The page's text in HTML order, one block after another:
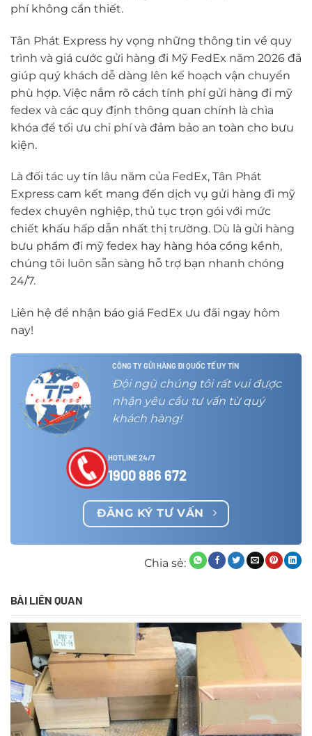
phí không cần thiết.
Tân Phát Express hy vọng những thông tin về quy
trình và giá cước gửi hàng đi Mỹ FedEx năm 2026 đã
giúp quý khách dễ dàng lên kế hoạch vận chuyển
phù hợp. Việc nắm rõ cách tính phí gửi hàng đi mỹ
fedex và các quy định thông quan chính là chìa
khóa để tối ưu chi phí và đảm bảo an toàn cho bưu
kiện.
Là đối tác uy tín lâu năm của FedEx, Tân Phát
Express cam kết mang đến dịch vụ gửi hàng đi mỹ
fedex chuyên nghiệp, thủ tục trọn gói với mức
chiết khấu hấp dẫn nhất thị trường. Dù là gửi hàng
bưu phẩm đi mỹ fedex hay hàng hóa cồng kềnh,
chúng tôi luôn sẵn sàng hỗ trợ bạn nhanh chóng
24/7.
Liên hệ để nhận báo giá FedEx ưu đãi ngay hôm
nay!
CÔNG TY GỬI HÀNG ĐI QUỐC TẾ UY TÍN
Đội ngũ chúng tôi rất vui được
nhận yêu cầu tư vấn từ quý
khách hàng!
HOTLINE 24/7
1900 886 672
ĐĂNG KÝ TƯ VẤN
Chia sẻ:
BÀI LIÊN QUAN